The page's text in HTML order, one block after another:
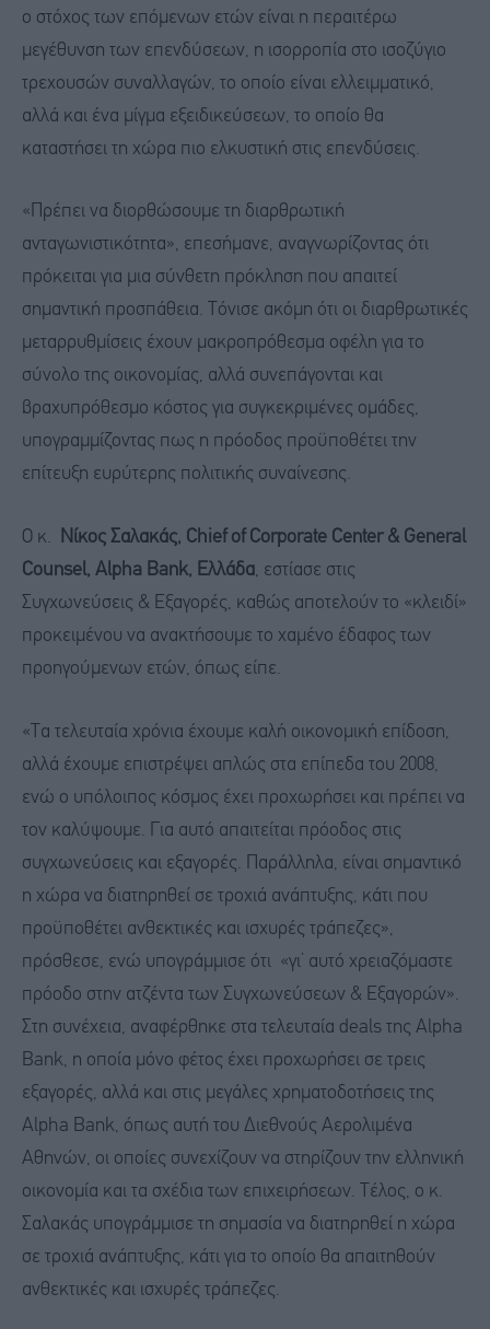
ο στόχος των επόμενων ετών είναι η περαιτέρω
μεγέθυνση των επενδύσεων, η ισορροπία στο ισοζύγιο
τρεχουσών συναλλαγών, το οποίο είναι ελλειμματικό,
αλλά και ένα μίγμα εξειδικεύσεων, το οποίο θα
καταστήσει τη χώρα πιο ελκυστική στις επενδύσεις.
«Πρέπει να διορθώσουμε τη διαρθρωτική
ανταγωνιστικότητα», επεσήμανε, αναγνωρίζοντας ότι
πρόκειται για μια σύνθετη πρόκληση που απαιτεί
σημαντική προσπάθεια. Τόνισε ακόμη ότι οι διαρθρωτικές
μεταρρυθμίσεις έχουν μακροπρόθεσμα οφέλη για το
σύνολο της οικονομίας, αλλά συνεπάγονται και
βραχυπρόθεσμο κόστος για συγκεκριμένες ομάδες,
υπογραμμίζοντας πως η πρόοδος προϋποθέτει την
επίτευξη ευρύτερης πολιτικής συναίνεσης.
O κ.
Νίκος Σαλακάς, Chief of Corporate Center & General
Counsel, Alpha Bank, Ελλάδα, εστίασε στις
Συγχωνεύσεις & Εξαγορές, καθώς αποτελούν το «κλειδί»
προκειμένου να ανακτήσουμε το χαμένο έδαφος των
προηγούμενων ετών, όπως είπε.
«Τα τελευταία χρόνια έχουμε καλή οικονομική επίδοση,
αλλά έχουμε επιστρέψει απλώς στα επίπεδα του 2008,
ενώ ο υπόλοιπος κόσμος έχει προχωρήσει και πρέπει να
τον καλύψουμε. Για αυτό απαιτείται πρόοδος στις
συγχωνεύσεις και εξαγορές. Παράλληλα, είναι σημαντικό
η χώρα να διατηρηθεί σε τροχιά ανάπτυξης, κάτι που
προϋποθέτει ανθεκτικές και ισχυρές τράπεζες»,
πρόσθεσε, ενώ υπογράμμισε ότι «γι’ αυτό χρειαζόμαστε
πρόοδο στην ατζέντα των Συγχωνεύσεων & Εξαγορών».
Στη συνέχεια, αναφέρθηκε στα τελευταία deals της Alpha
Bank, η οποία μόνο φέτος έχει προχωρήσει σε τρεις
εξαγορές, αλλά και στις μεγάλες χρηματοδοτήσεις της
Alpha Bank, όπως αυτή του Διεθνούς Αερολιμένα
Αθηνών, οι οποίες συνεχίζουν να στηρίζουν την ελληνική
οικονομία και τα σχέδια των επιχειρήσεων. Τέλος, ο κ.
Σαλακάς υπογράμμισε τη σημασία να διατηρηθεί η χώρα
σε τροχιά ανάπτυξης, κάτι για το οποίο θα απαιτηθούν
ανθεκτικές και ισχυρές τράπεζες.